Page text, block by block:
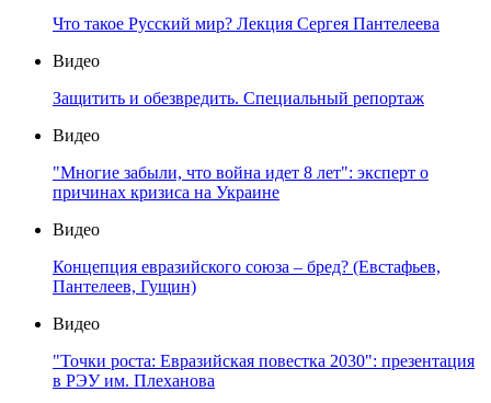
Что такое Русский мир? Лекция Сергея Пантелеева
Видео
Защитить и обезвредить. Специальный репортаж
Видео
"Многие забыли, что война идет 8 лет": эксперт о
причинах кризиса на Украине
Видео
Концепция евразийского союза – бред? (Евстафьев,
Пантелеев, Гущин)
Видео
"Точки роста: Евразийская повестка 2030": презентация
в РЭУ им. Плеханова